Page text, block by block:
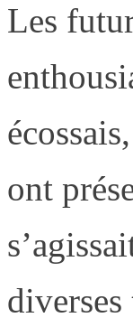
Les
ont
diverses